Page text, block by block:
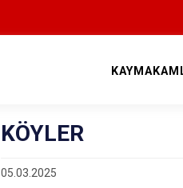
KÖYLER
05.03.2025